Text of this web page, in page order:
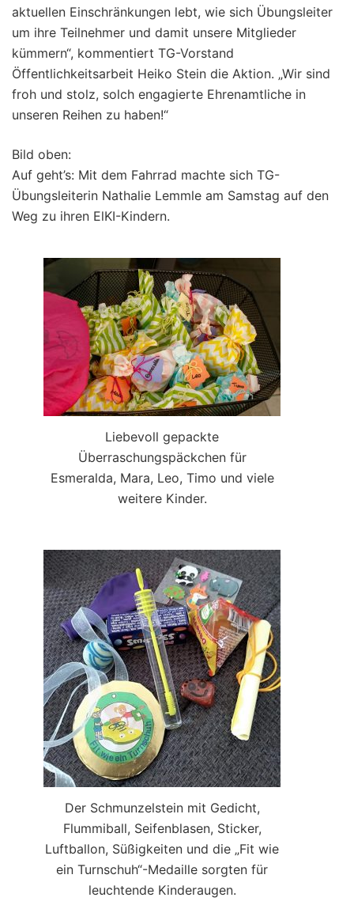
aktuellen Einschränkungen lebt, wie sich Übungsleiter
um ihre Teilnehmer und damit unsere Mitglieder
kümmern“, kommentiert TG-Vorstand
Öffentlichkeitsarbeit Heiko Stein die Aktion. „Wir sind
froh und stolz, solch engagierte Ehrenamtliche in
unseren Reihen zu haben!“
Bild oben:
Auf geht’s: Mit dem Fahrrad machte sich TG-
Übungsleiterin Nathalie Lemmle am Samstag auf den
Weg zu ihren ElKI-Kindern.
Liebevoll gepackte
Überraschungspäckchen für
Esmeralda, Mara, Leo, Timo und viele
weitere Kinder.
Der Schmunzelstein mit Gedicht,
Flummiball, Seifenblasen, Sticker,
Luftballon, Süßigkeiten und die „Fit wie
ein Turnschuh“-Medaille sorgten für
leuchtende Kinderaugen.